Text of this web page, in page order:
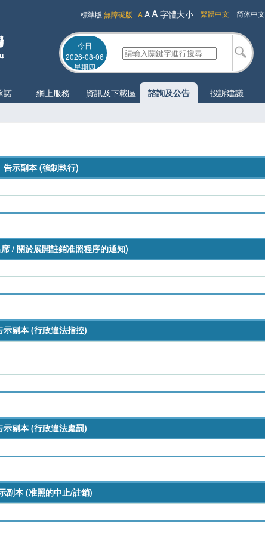
简体中文
繁體中文
標準版 無障礙版 | AAA字體大小
今日
2026-08-06
星期四
諾 網上服務 資訊及下載區
諮詢及公告
投訴建議
告示副本 (強制執行)
/關於展開註銷准照程序的通知)
示副本 (行政違法指控)
示副本 (行政違法處罰)
副本 (准照的中止/註銷)